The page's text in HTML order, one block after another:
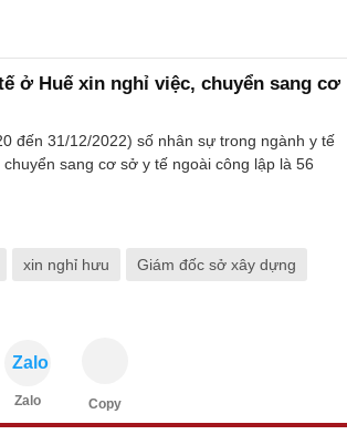
ở Huế xin nghỉ việc, chuyển sang cơ
đến 31/12/2022) số nhân sự trong ngành y tế
sang cơ sở y tế ngoài công lập là 56
xin nghỉ hưu Giám đốc sở xây dựng
Zalo
Zalo Copy